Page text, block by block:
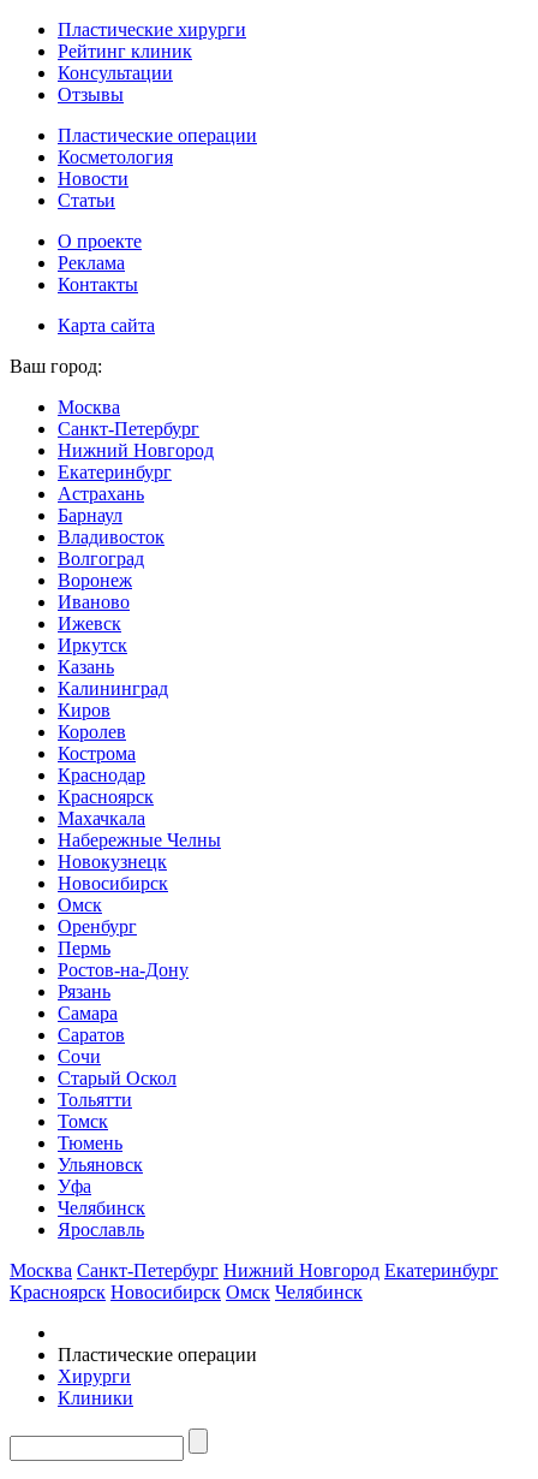
Пластические хирурги
Рейтинг клиник
Консультации
Отзывы
Пластические операции
Косметология
Новости
Статьи
О проекте
Реклама
Контакты
Карта сайта
Ваш город:
Москва
Санкт-Петербург
Нижний Новгород
Екатеринбург
Астрахань
Барнаул
Владивосток
Волгоград
Воронеж
Иваново
Ижевск
Иркутск
Казань
Калининград
Киров
Королев
Кострома
Краснодар
Красноярск
Махачкала
Набережные Челны
Новокузнецк
Новосибирск
Омск
Оренбург
Пермь
Ростов-на-Дону
Рязань
Самара
Саратов
Сочи
Старый Оскол
Тольятти
Томск
Тюмень
Ульяновск
Уфа
Челябинск
Ярославль
Москва Санкт-Петербург Нижний Новгород Екатеринбург
Красноярск Новосибирск Омск Челябинск
Пластические операции
Хирурги
Клиники